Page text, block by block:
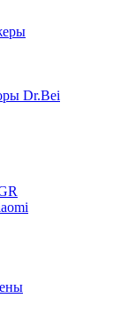
Dr.Bei